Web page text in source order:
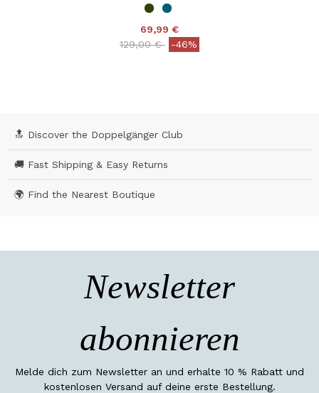
69,99 €
Price reduced from
129,00 €to-46%
🔝 Discover the Doppelgänger Club
🚚 Fast Shipping & Easy Returns
🌍 Find the Nearest Boutique
Newsletter
abonnieren
Melde dich zum Newsletter an und erhalte 10 % Rabatt und
kostenlosen Versand auf deine erste Bestellung.